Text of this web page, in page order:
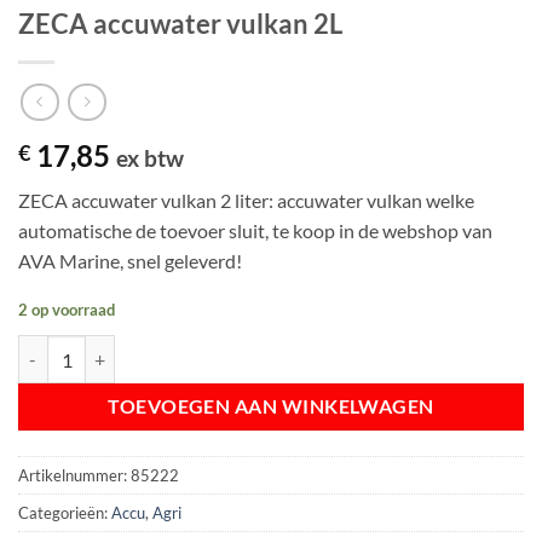
ZECA accuwater vulkan 2L
€ 17,85 ex btw
ZECA accuwater vulkan 2 liter: accuwater vulkan welke
automatische de toevoer sluit, te koop in de webshop van
AVA Marine, snel geleverd!
2 op voorraad
TOEVOEGEN AAN WINKELWAGEN
Artikelnummer:85222
Categorieën:Accu, Agri